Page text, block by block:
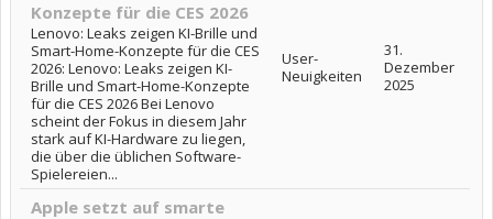
Konzepte für die CES 2026
Lenovo: Leaks zeigen KI-Brille und
Smart-Home-Konzepte für die CES
2026: Lenovo: Leaks zeigen KI-
Brille und Smart-Home-Konzepte
für die CES 2026 Bei Lenovo
scheint der Fokus in diesem Jahr
stark auf KI-Hardware zu liegen,
die über die üblichen Software-
Spielereien...
User-
Neuigkeiten
31.
Dezember
2025
Apple setzt auf smarte